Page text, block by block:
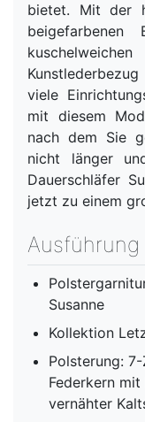
bietet. Mit der
beigefarbenen
viele
mit diesem
nach dem Sie
nicht länger
Dauerschläfer
jetzt zu einem
Ausführung
Susanne
Kollektion
Polsterung:
Federkern
vernähter